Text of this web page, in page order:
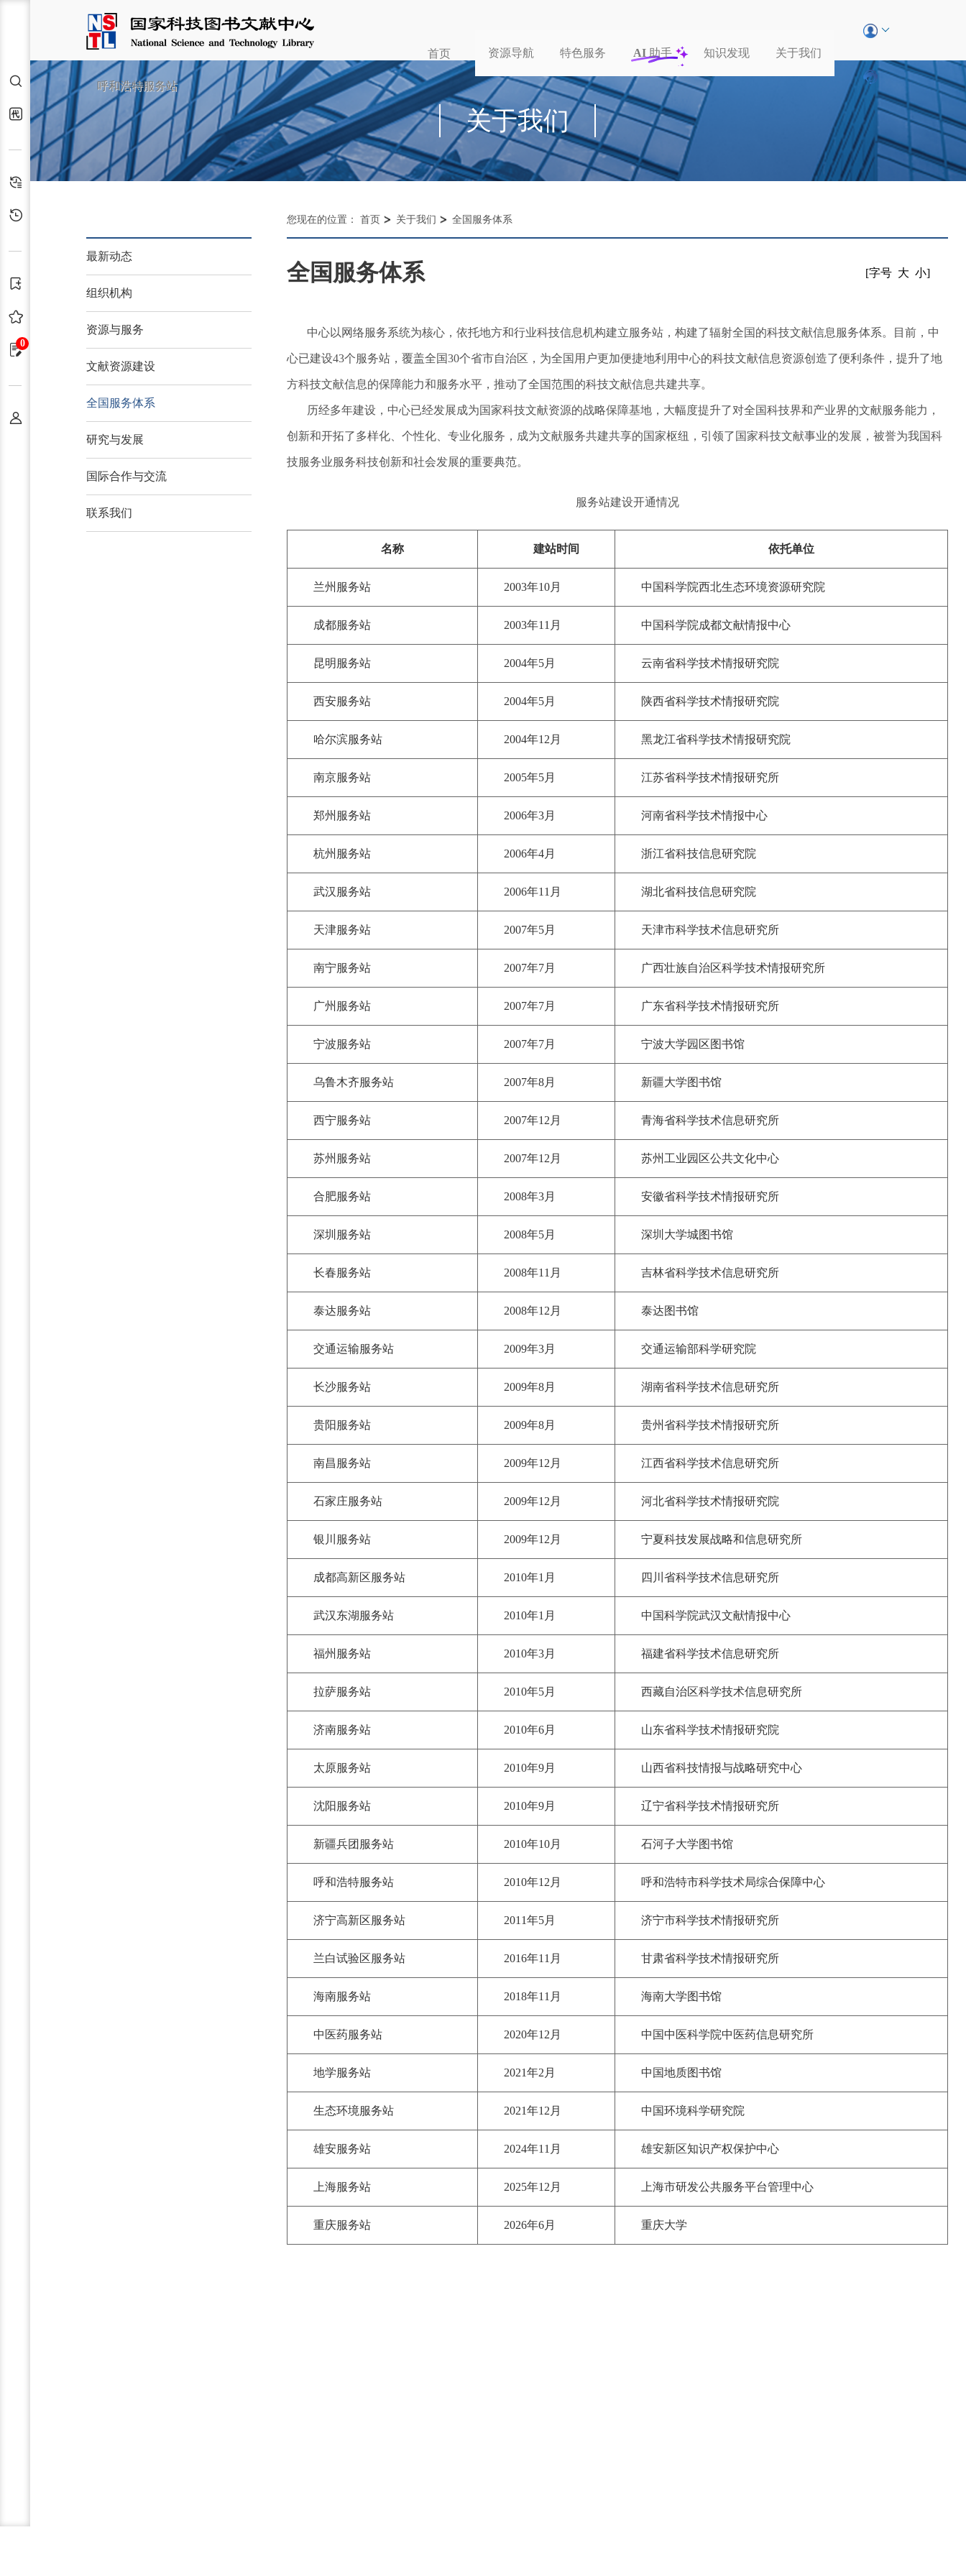
检索
代查代借
检索历史
0
呼和浩特服务站
首页 资源导航 特色服务 AI 助手 知识发现 关于我们
关于我们
最新动态
组织机构
资源与服务
文献资源建设
全国服务体系
研究与发展
国际合作与交流
联系我们
您现在的位置： 首页 关于我们 全国服务体系
全国服务体系 [字号 大 小]
中心以网络服务系统为核心，依托地方和行业科技信息机构建立服务站，构建了辐射全国的科技文献信息服务体系。目前，中
心已建设43个服务站，覆盖全国30个省市自治区，为全国用户更加便捷地利用中心的科技文献信息资源创造了便利条件，提升了地
方科技文献信息的保障能力和服务水平，推动了全国范围的科技文献信息共建共享。
历经多年建设，中心已经发展成为国家科技文献资源的战略保障基地，大幅度提升了对全国科技界和产业界的文献服务能力，
创新和开拓了多样化、个性化、专业化服务，成为文献服务共建共享的国家枢纽，引领了国家科技文献事业的发展，被誉为我国科
技服务业服务科技创新和社会发展的重要典范。
服务站建设开通情况
名称 建站时间 依托单位
兰州服务站 2003年10月 中国科学院西北生态环境资源研究院
成都服务站 2003年11月 中国科学院成都文献情报中心
昆明服务站 2004年5月 云南省科学技术情报研究院
西安服务站 2004年5月 陕西省科学技术情报研究院
哈尔滨服务站 2004年12月 黑龙江省科学技术情报研究院
南京服务站 2005年5月 江苏省科学技术情报研究所
郑州服务站 2006年3月 河南省科学技术情报中心
杭州服务站 2006年4月 浙江省科技信息研究院
武汉服务站 2006年11月 湖北省科技信息研究院
天津服务站 2007年5月 天津市科学技术信息研究所
南宁服务站 2007年7月 广西壮族自治区科学技术情报研究所
广州服务站 2007年7月 广东省科学技术情报研究所
宁波服务站 2007年7月 宁波大学园区图书馆
乌鲁木齐服务站 2007年8月 新疆大学图书馆
西宁服务站 2007年12月 青海省科学技术信息研究所
苏州服务站 2007年12月 苏州工业园区公共文化中心
合肥服务站 2008年3月 安徽省科学技术情报研究所
深圳服务站 2008年5月 深圳大学城图书馆
长春服务站 2008年11月 吉林省科学技术信息研究所
泰达服务站 2008年12月 泰达图书馆
交通运输服务站 2009年3月 交通运输部科学研究院
长沙服务站 2009年8月 湖南省科学技术信息研究所
贵阳服务站 2009年8月 贵州省科学技术情报研究所
南昌服务站 2009年12月 江西省科学技术信息研究所
石家庄服务站 2009年12月 河北省科学技术情报研究院
银川服务站 2009年12月 宁夏科技发展战略和信息研究所
成都高新区服务站 2010年1月 四川省科学技术信息研究所
武汉东湖服务站 2010年1月 中国科学院武汉文献情报中心
福州服务站 2010年3月 福建省科学技术信息研究所
拉萨服务站 2010年5月 西藏自治区科学技术信息研究所
济南服务站 2010年6月 山东省科学技术情报研究院
太原服务站 2010年9月 山西省科技情报与战略研究中心
沈阳服务站 2010年9月 辽宁省科学技术情报研究所
新疆兵团服务站 2010年10月 石河子大学图书馆
呼和浩特服务站 2010年12月 呼和浩特市科学技术局综合保障中心
济宁高新区服务站 2011年5月 济宁市科学技术情报研究所
兰白试验区服务站 2016年11月 甘肃省科学技术情报研究所
海南服务站 2018年11月 海南大学图书馆
中医药服务站 2020年12月 中国中医科学院中医药信息研究所
地学服务站 2021年2月 中国地质图书馆
生态环境服务站 2021年12月 中国环境科学研究院
雄安服务站 2024年11月 雄安新区知识产权保护中心
上海服务站 2025年12月 上海市研发公共服务平台管理中心
重庆服务站 2026年6月 重庆大学